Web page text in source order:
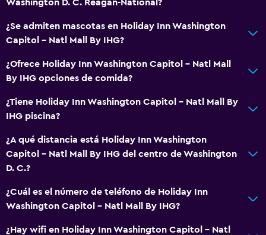
Washington D. C. Reagan-National?
¿Se admiten mascotas en Holiday Inn Washington
Capitol - Natl Mall By IHG?
¿Ofrece Holiday Inn Washington Capitol - Natl Mall
By IHG opciones de comida?
¿Tiene Holiday Inn Washington Capitol - Natl Mall By
IHG piscina?
¿A qué distancia está Holiday Inn Washington
Capitol - Natl Mall By IHG del centro de Washington
D. C.?
¿Cuál es el número de teléfono de Holiday Inn
Washington Capitol - Natl Mall By IHG?
¿Hay wifi en Holiday Inn Washington Capitol - Natl